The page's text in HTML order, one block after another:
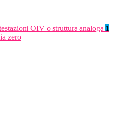
OIV o struttura analoga 1
zero